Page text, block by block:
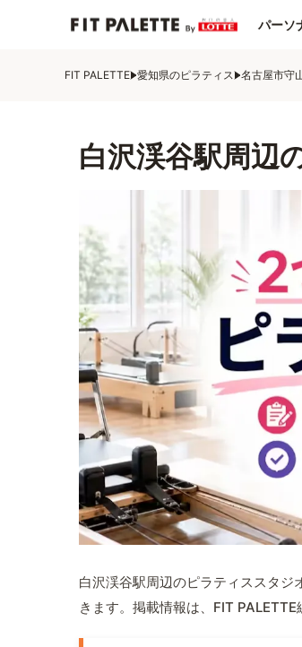
パーソ
FIT PALETTE 愛知県のピラティス 名古屋市守
白沢渓谷駅周辺
白沢渓谷駅周辺のピラティススタ
きます。掲載情報は、FIT